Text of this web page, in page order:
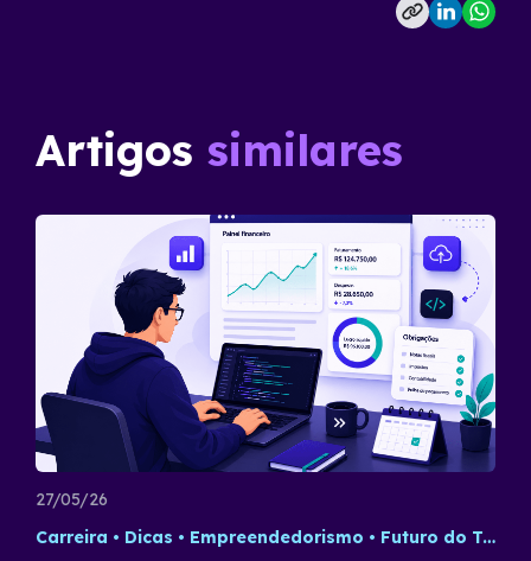
Artigos similares
27/05/26
Carreira
Dicas Empreendedorismo Futuro do Trabalho